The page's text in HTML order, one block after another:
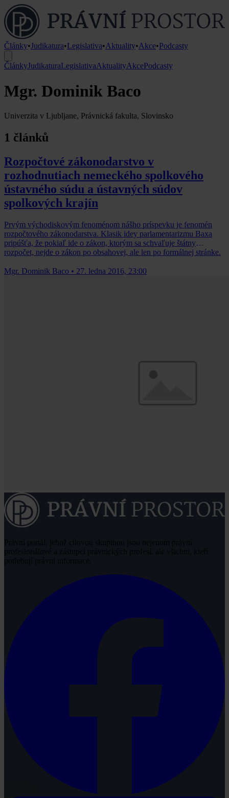
Články•Judikatura•Legislativa•Aktuality•Akce•Podcasty
ČlánkyJudikaturaLegislativaAktualityAkcePodcasty
Mgr. Dominik Baco
Univerzita v Ljubljane, Právnická fakulta, Slovinsko
1 článků
Rozpočtové zákonodarstvo v
rozhodnutiach nemeckého spolkového
ústavného súdu a ústavných súdov
spolkových krajín
Prvým východiskovým fenoménom nášho príspevku je fenomén
rozpočtového zákonodarstva. Klasik idey parlamentarizmu Baxa
pripúšťa, že pokiaľ ide o zákon, ktorým sa schvaľuje štátny
rozpočet, nejde o zákon po obsahovej, ale len po formálnej stránke.
Mgr. Dominik Baco • 27. ledna 2016, 23:00